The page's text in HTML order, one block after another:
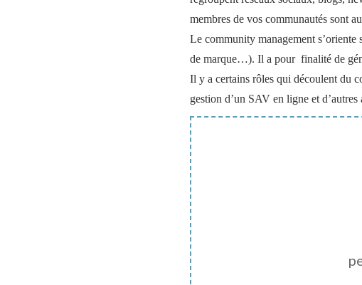
membres de vos communautés sont
Le community management
de marque…). Il a pour finalité de
Il y a certains rôles qui découlent du
gestion d’un SAV en ligne et